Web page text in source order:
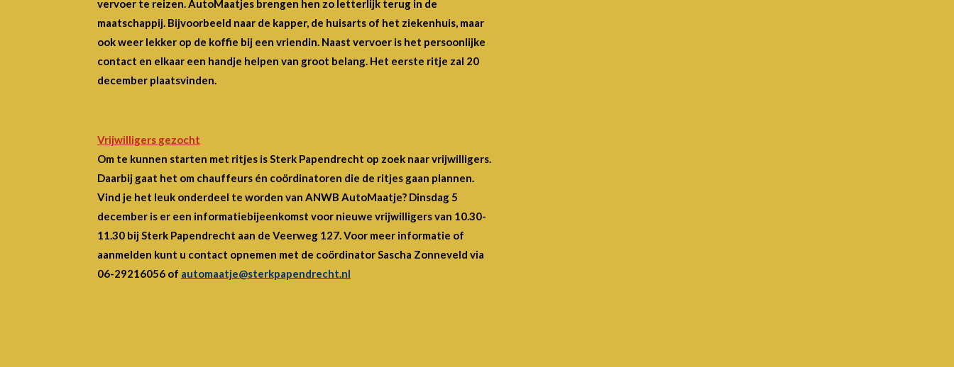
vervoer te reizen. AutoMaatjes brengen hen zo letterlijk terug in de
maatschappij. Bijvoorbeeld naar de kapper, de huisarts of het ziekenhuis, maar
ook weer lekker op de koffie bij een vriendin. Naast vervoer is het persoonlijke
contact en elkaar een handje helpen van groot belang. Het eerste ritje zal 20
december plaatsvinden.
Vrijwilligers gezocht
Om te kunnen starten met ritjes is Sterk Papendrecht op zoek naar vrijwilligers.
Daarbij gaat het om chauffeurs én coördinatoren die de ritjes gaan plannen.
Vind je het leuk onderdeel te worden van ANWB AutoMaatje? Dinsdag 5
december is er een informatiebijeenkomst voor nieuwe vrijwilligers van 10.30-
11.30 bij Sterk Papendrecht aan de Veerweg 127. Voor meer informatie of
aanmelden kunt u contact opnemen met de coördinator Sascha Zonneveld via
06-29216056 of automaatje@sterkpapendrecht.nl